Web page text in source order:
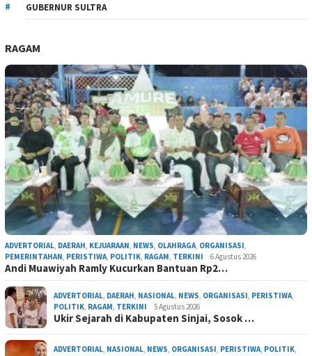
GUBERNUR SULTRA
RAGAM
ADVERTORIAL, DAERAH, KEJUARAAN, NEWS, OLAHRAGA, ORGANISASI,
PEMERINTAHAN, PERISTIWA, POLITIK, RAGAM, TERKINI 6 Agustus 2026
Andi Muawiyah Ramly Kucurkan Bantuan Rp2…
ADVERTORIAL, DAERAH, NASIONAL, NEWS, ORGANISASI, PERISTIWA,
POLITIK, RAGAM, TERKINI 5 Agustus 2026
Ukir Sejarah di Kabupaten Sinjai, Sosok …
ADVERTORIAL, NASIONAL, NEWS, ORGANISASI, PERISTIWA, POLITIK,